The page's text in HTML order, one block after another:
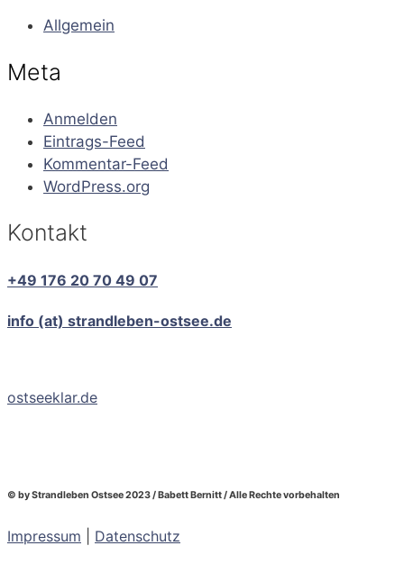
Allgemein
Meta
Anmelden
Eintrags-Feed
Kommentar-Feed
WordPress.org
Kontakt
+49 176 20 70 49 07
info (at) strandleben-ostsee.de
ostseeklar.de
© by Strandleben Ostsee 2023 / Babett Bernitt / Alle Rechte vorbehalten
Impressum Datenschutz